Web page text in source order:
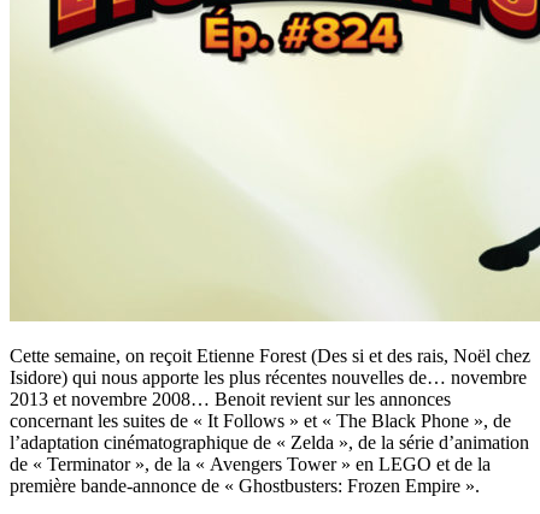
Cette semaine, on reçoit Etienne Forest (Des si et des rais, Noël chez
Isidore) qui nous apporte les plus récentes nouvelles de… novembre
2013 et novembre 2008… Benoit revient sur les annonces
concernant les suites de « It Follows » et « The Black Phone », de
l’adaptation cinématographique de « Zelda », de la série d’animation
de « Terminator », de la « Avengers Tower » en LEGO et de la
première bande-annonce de « Ghostbusters: Frozen Empire ».